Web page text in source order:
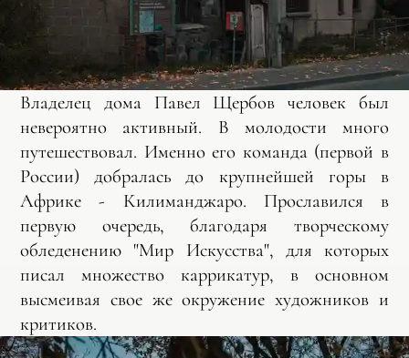
Владелец дома Павел Щербов человек был
невероятно активный. В молодости много
путешествовал. Именно его команда (первой в
России) добралась до крупнейшей горы в
Африке - Килиманджаро. Прославился в
первую очередь, благодаря творческому
обледенению "Мир Искусства", для которых
писал множество каррикатур, в основном
высмеивая свое же окружение художников и
критиков.